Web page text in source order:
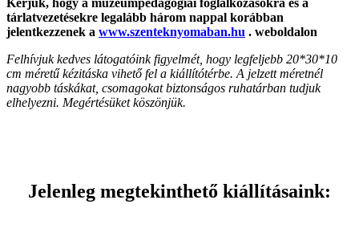
Kérjük, hogy a múzeumpedagógiai foglalkozásokra és a
tárlatvezetésekre legalább három nappal korábban
jelentkezzenek a www.szenteknyomaban.hu . weboldalon
Felhívjuk kedves látogatóink figyelmét, hogy legfeljebb 20*30*10
cm méretű kézitáska vihető fel a kiállítótérbe. A jelzett méretnél
nagyobb táskákat, csomagokat biztonságos ruhatárban tudjuk
elhelyezni. Megértésüket köszönjük.
Jelenleg megtekinthető kiállításaink: